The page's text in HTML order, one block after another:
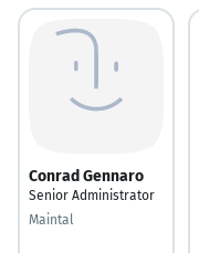
Conrad Gennaro
Senior Administrator
Maintal